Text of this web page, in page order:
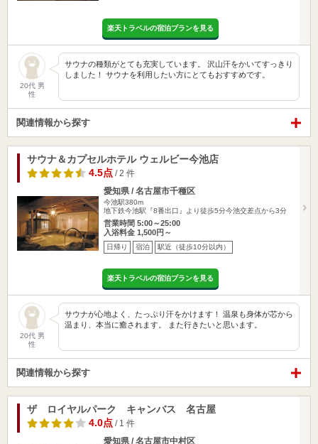
楽天トラベルの宿泊プランを見る
20代 男
性
サウナの種類がとても充実しています。 沢山汗をかいてすっきり
しました！ サウナを利用したい方にとてもおすすめです。
関連情報から探す
サウナ＆カプセルホテル ウェルビー今池店
4.5点 / 2 件
愛知県 / 名古屋市千種区
今池駅380m
地下鉄今池駅『8番出口』より徒歩5分今池交差点から3分
営業時間 5:00～25:00
入浴料金 1,500円～
日帰り 宿泊 駅近（徒歩10分以内）
楽天トラベルの宿泊プランを見る
20代 男
性
サウナが心地よく、たっぷり汗をかけます！ 温泉も身体が芯から
温まり、本当に癒されます。 また行きたいと思います。
関連情報から探す
ザ ロイヤルパーク キャンバス 名古屋
4.0点 / 1 件
愛知県 / 名古屋市中村区